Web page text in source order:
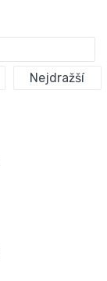
Nejdražší